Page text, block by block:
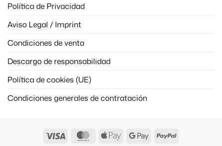
Política de Privacidad
Aviso Legal / Imprint
Condiciones de venta
Descargo de responsabilidad
Política de cookies (UE)
Condiciones generales de contratación
Visa MasterCardApple
Google PayPal